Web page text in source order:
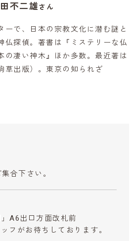
不二雄さん
ーで、日本の宗教文化に潜む謎と
仏探偵。著書は『ミステリーな仏
の凄い神木』ほか多数。最近著は
草出版）。東京の知られざ
合下さい。
A6出口方面改札前
フがお待ちしております。